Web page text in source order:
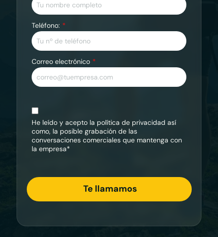
Teléfono:
Correo electrónico
He leído y acepto la política de privacidad así
como, la posible grabación de las
conversaciones comerciales que mantenga con
la empresa*